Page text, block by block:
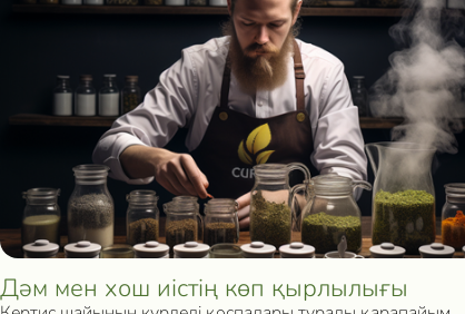
Дәм мен хош иістің көп қырлылығы